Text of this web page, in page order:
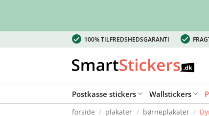
til
100% TILFREDSHEDSGARANTI
Postkasse stickers Wallstickers
forside / plakater / børneplakater /